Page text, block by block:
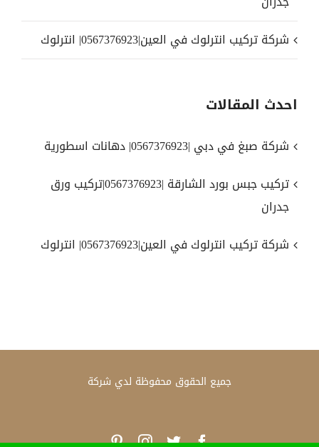
شركة تركيب انترلوك في العين|0567376923| انترلوك
احدث المقالات
شركة صبغ في دبي |0567376923| دهانات اسطورية
تركيب جبس بورد الشارقة |0567376923|تركيب ورق
جدران
شركة تركيب انترلوك في العين|0567376923| انترلوك
جميع الحقوق محفوظة لدي شركة
Facebook
Twitter
Instagram
Pinterest